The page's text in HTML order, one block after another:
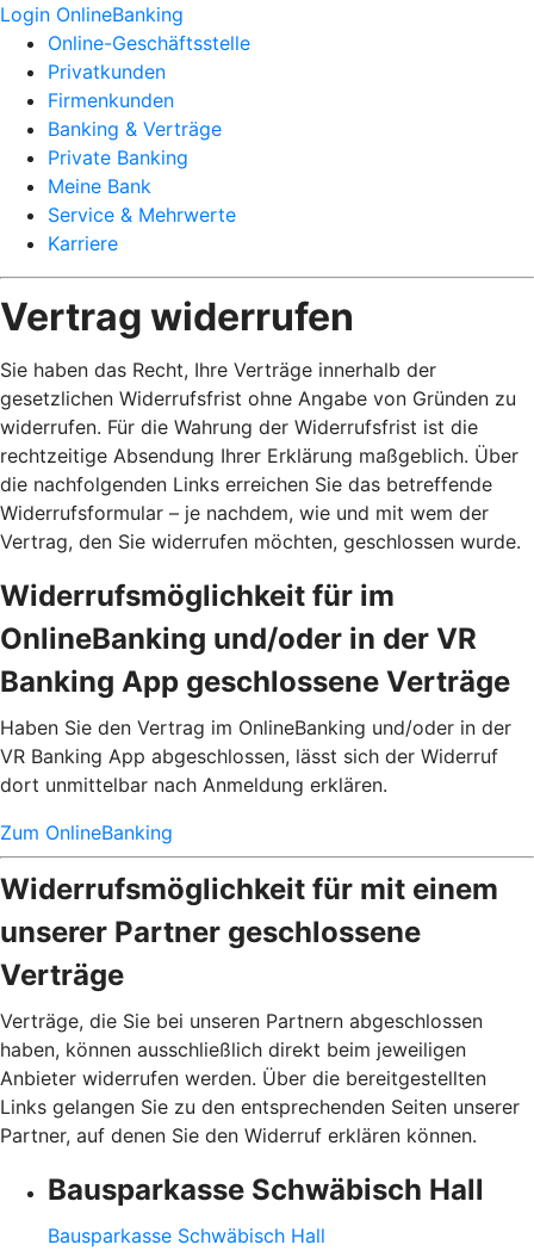
Login OnlineBanking
Online-Geschäftsstelle
Privatkunden
Firmenkunden
Banking & Verträge
Private Banking
Meine Bank
Service & Mehrwerte
Karriere
Vertrag widerrufen
Sie haben das Recht, Ihre Verträge innerhalb der
gesetzlichen Widerrufsfrist ohne Angabe von Gründen zu
widerrufen. Für die Wahrung der Widerrufsfrist ist die
rechtzeitige Absendung Ihrer Erklärung maßgeblich. Über
die nachfolgenden Links erreichen Sie das betreffende
Widerrufsformular – je nachdem, wie und mit wem der
Vertrag, den Sie widerrufen möchten, geschlossen wurde.
Widerrufsmöglichkeit für im
OnlineBanking und/oder in der VR
Banking App geschlossene Verträge
Haben Sie den Vertrag im OnlineBanking und/oder in der
VR Banking App abgeschlossen, lässt sich der Widerruf
dort unmittelbar nach Anmeldung erklären.
Zum OnlineBanking
Widerrufsmöglichkeit für mit einem
unserer Partner geschlossene
Verträge
Verträge, die Sie bei unseren Partnern abgeschlossen
haben, können ausschließlich direkt beim jeweiligen
Anbieter widerrufen werden. Über die bereitgestellten
Links gelangen Sie zu den entsprechenden Seiten unserer
Partner, auf denen Sie den Widerruf erklären können.
Bausparkasse Schwäbisch Hall
Bausparkasse Schwäbisch Hall